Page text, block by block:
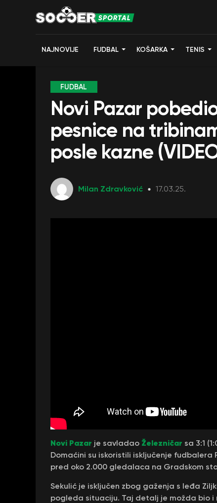
NAJNOVIJE FUDBAL KOŠARKA TENIS
FUDBAL
Novi Pazar
pesnice na
posle kazne
Milan Zdravković 17.03.25.
Novi Pazar je savladao Železničar sa 3:1
Domaćini su iskoristili isključenje
pred oko 2.000 gledalaca na Gradskom
Sekulić je isključen zbog gaženja s leđa
pogleda situaciju. Taj detalj je možda bio i